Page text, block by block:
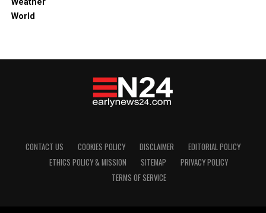
Weather
World
CONTACT US COOKIES POLICY DISCLAIMER
EDITORIAL POLICY
ETHICS POLICY & MISSION
SITEMAP
PRIVACY POLICY
TERMS OF SERVICE